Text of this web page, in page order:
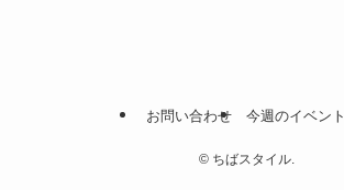
お問い合わせ 今週のイベント
©ちばスタイル.